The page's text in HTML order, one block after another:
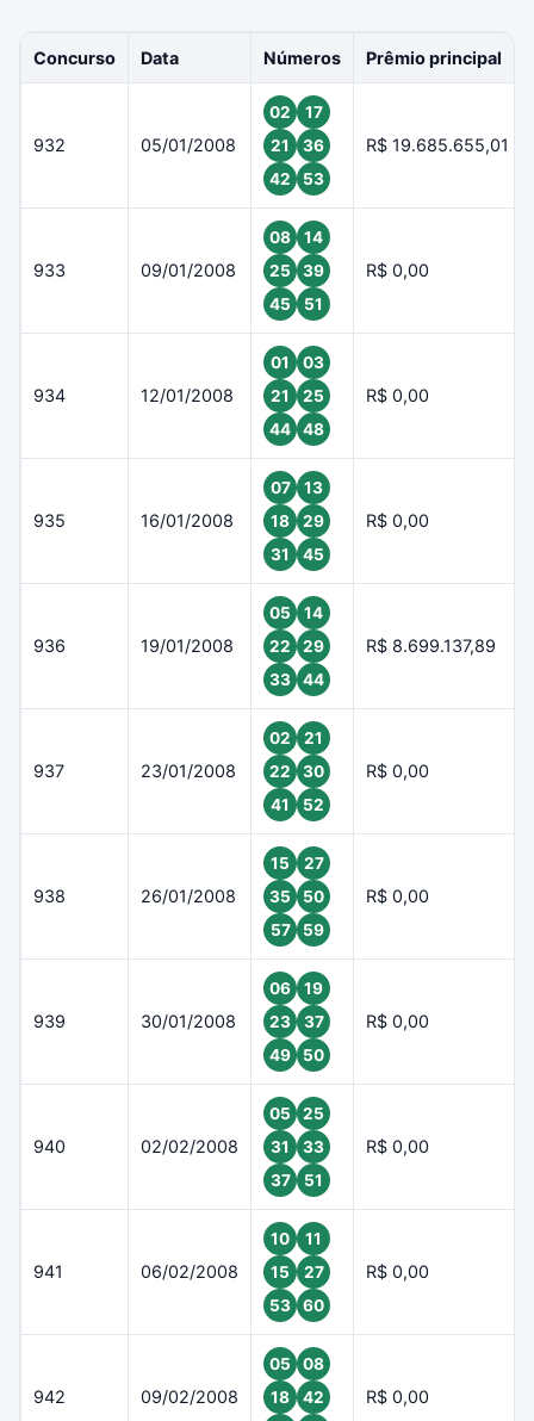
Concurso Data Números Prêmio principal
932 05/01/2008
02
17
21
36
42
53
R$ 19.685.655,01
933 09/01/2008
08
14
25
39
45
51
R$ 0,00
934 12/01/2008
01
03
21
25
44
48
R$ 0,00
935 16/01/2008
07
13
18
29
31
45
R$ 0,00
936 19/01/2008
05
14
22
29
33
44
R$ 8.699.137,89
937 23/01/2008
02
21
22
30
41
52
R$ 0,00
938 26/01/2008
15
27
35
50
57
59
R$ 0,00
939 30/01/2008
06
19
23
37
49
50
R$ 0,00
940 02/02/2008
05
25
31
33
37
51
R$ 0,00
941 06/02/2008
10
11
15
27
53
60
R$ 0,00
942 09/02/2008
05
08
18
42
R$ 0,00